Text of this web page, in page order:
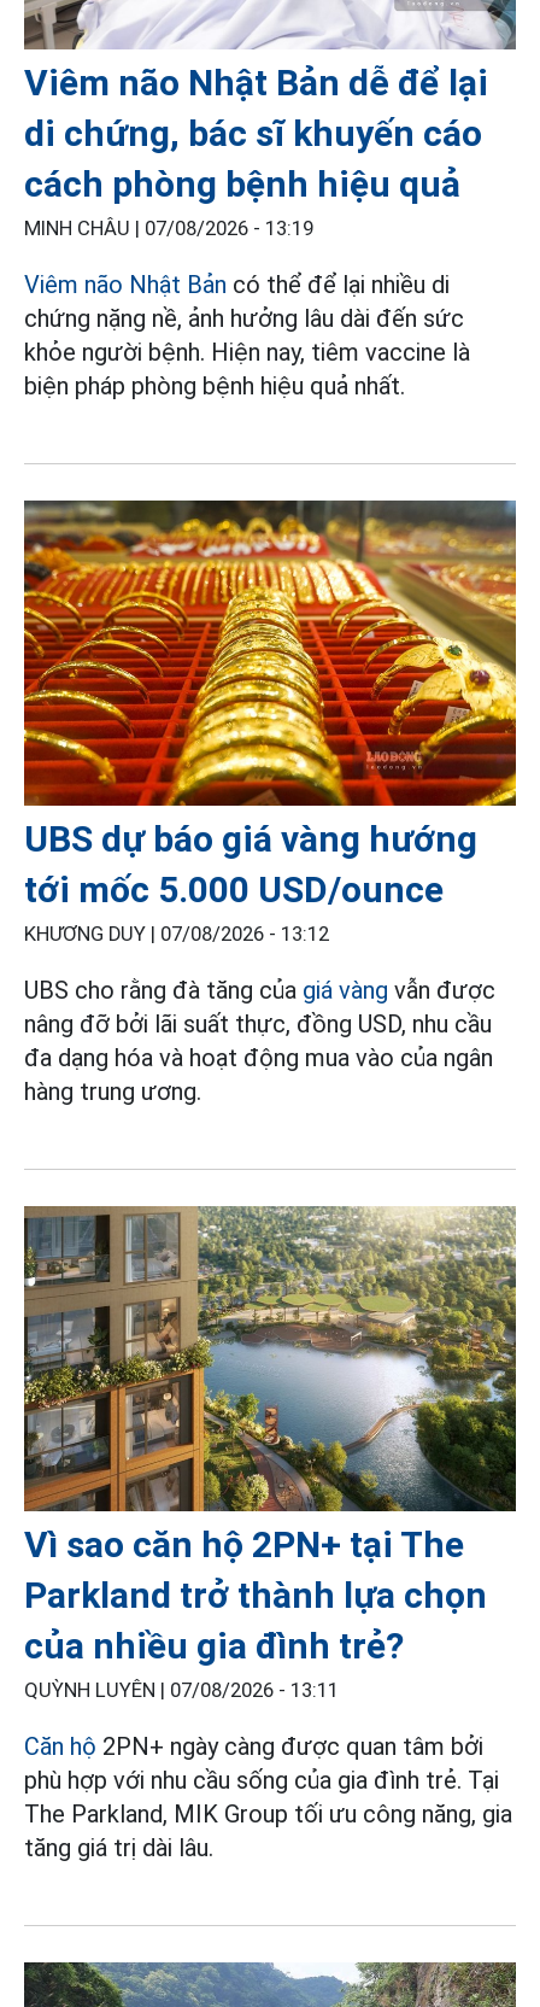
Viêm não Nhật Bản dễ để lại
di chứng, bác sĩ khuyến cáo
cách phòng bệnh hiệu quả
MINH CHÂU | 07/08/2026 - 13:19
Viêm não Nhật Bản có thể để lại nhiều di
chứng nặng nề, ảnh hưởng lâu dài đến sức
khỏe người bệnh. Hiện nay, tiêm vaccine là
biện pháp phòng bệnh hiệu quả nhất.
UBS dự báo giá vàng hướng
tới mốc 5.000 USD/ounce
KHƯƠNG DUY | 07/08/2026 - 13:12
UBS cho rằng đà tăng của giá vàng vẫn được
nâng đỡ bởi lãi suất thực, đồng USD, nhu cầu
đa dạng hóa và hoạt động mua vào của ngân
hàng trung ương.
Vì sao căn hộ 2PN+ tại The
Parkland trở thành lựa chọn
của nhiều gia đình trẻ?
QUỲNH LUYÊN | 07/08/2026 - 13:11
Căn hộ 2PN+ ngày càng được quan tâm bởi
phù hợp với nhu cầu sống của gia đình trẻ. Tại
The Parkland, MIK Group tối ưu công năng, gia
tăng giá trị dài lâu.